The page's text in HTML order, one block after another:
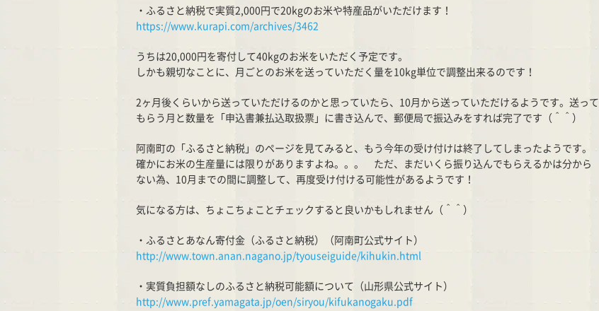
・ふるさと納税で実質2,000円で20kgのお米や特産品がいただけます！
https://www.kurapi.com/archives/3462
うちは20,000円を寄付して40kgのお米をいただく予定です。
しかも親切なことに、月ごとのお米を送っていただく量を10kg単位で調整出来るのです！
2ヶ月後くらいから送っていただけるのかと思っていたら、10月から送っていただけるようです。送って
もらう月と数量を「申込書兼払込取扱票」に書き込んで、郵便局で振込みをすれば完了です（＾＾）
阿南町の「ふるさと納税」のページを見てみると、もう今年の受け付けは終了してしまったようです。
確かにお米の生産量には限りがありますよね。。。 ただ、まだいくら振り込んでもらえるかは分から
ない為、10月までの間に調整して、再度受け付ける可能性があるようです！
気になる方は、ちょこちょことチェックすると良いかもしれません（＾＾）
・ふるさとあなん寄付金（ふるさと納税）（阿南町公式サイト）
http://www.town.anan.nagano.jp/tyouseiguide/kihukin.html
・実質負担額なしのふるさと納税可能額について（山形県公式サイト）
http://www.pref.yamagata.jp/oen/siryou/kifukanogaku.pdf